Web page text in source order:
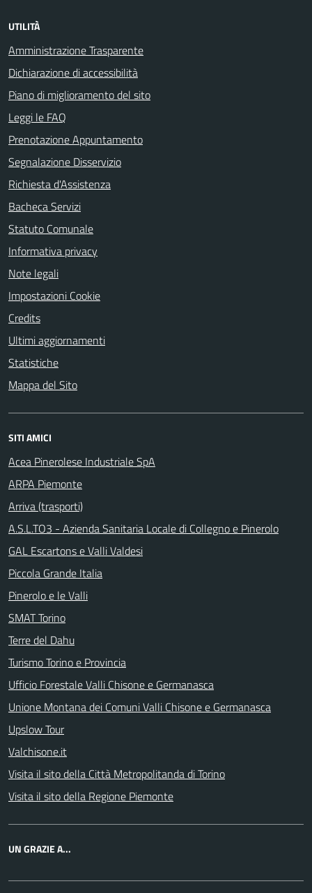
UTILITÀ
Amministrazione Trasparente
Dichiarazione di accessibilità
Piano di miglioramento del sito
Leggi le FAQ
Prenotazione Appuntamento
Segnalazione Disservizio
Richiesta d'Assistenza
Bacheca Servizi
Statuto Comunale
Informativa privacy
Note legali
Impostazioni Cookie
Credits
Ultimi aggiornamenti
Statistiche
Mappa del Sito
SITI AMICI
Acea Pinerolese Industriale SpA
ARPA Piemonte
Arriva (trasporti)
A.S.L.TO3 - Azienda Sanitaria Locale di Collegno e Pinerolo
GAL Escartons e Valli Valdesi
Piccola Grande Italia
Pinerolo e le Valli
SMAT Torino
Terre del Dahu
Turismo Torino e Provincia
Ufficio Forestale Valli Chisone e Germanasca
Unione Montana dei Comuni Valli Chisone e Germanasca
Upslow Tour
Valchisone.it
Visita il sito della Città Metropolitanda di Torino
Visita il sito della Regione Piemonte
UN GRAZIE A...